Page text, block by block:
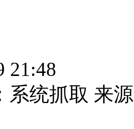
21:48
系统抓取 来